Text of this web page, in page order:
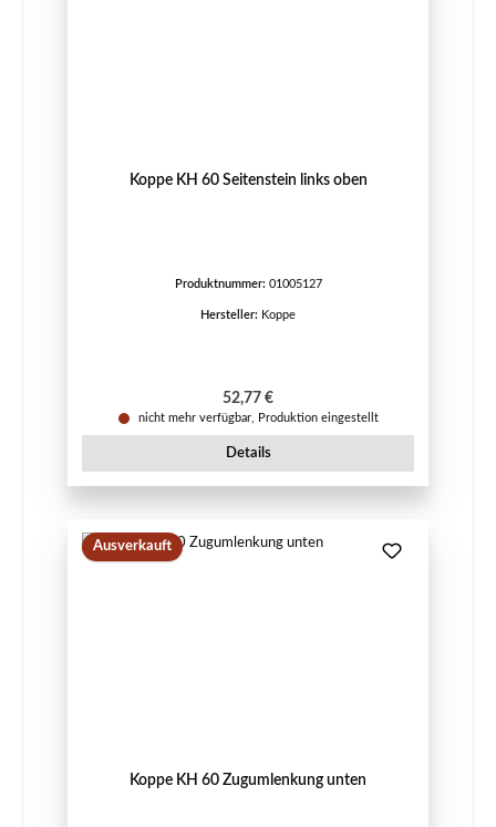
Koppe KH 60 Seitenstein links oben
Produktnummer: 01005127
Hersteller: Koppe
Regulärer Preis:
52,77 €
nicht mehr verfügbar, Produktion eingestellt
Details
Ausverkauft
Koppe KH 60 Zugumlenkung unten